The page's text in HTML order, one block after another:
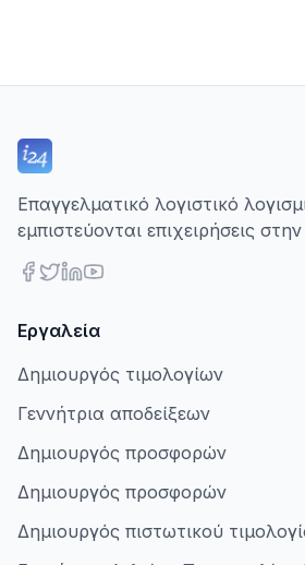
Επαγγελματικό λογιστικό
εμπιστεύονται επιχειρήσεις
Εργαλεία
Δημιουργός τιμολογίων
Γεννήτρια αποδείξεων
Δημιουργός προσφορών
Δημιουργός προσφορών
Δημιουργός πιστωτικού